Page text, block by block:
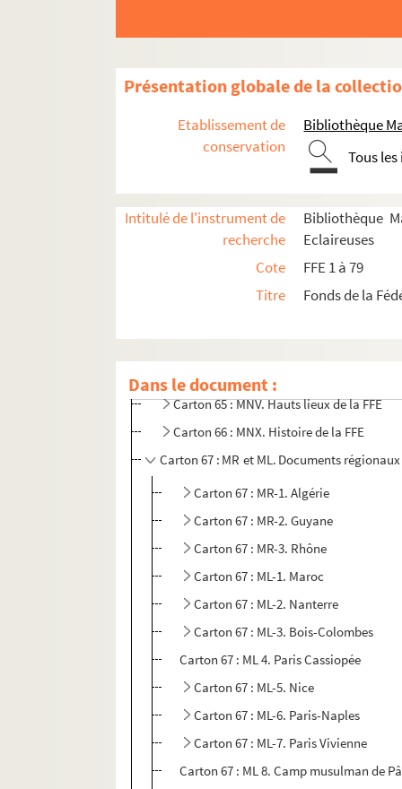
Présentation globale de la
Etablissement de
conservation
Bibliothèque
Tous
Intitulé de l'instrument de
recherche
Bibliothèque
Eclaireuses
Cote
FFE 1 à 79
Titre
Fonds de la
Dans le document :
Carton 53 : MNT. Canada, Londres, DT et
Carton 54 : MNG 2. D.T. Debrouillum Tibi :
Carton 55 : MNG 2. D.T. Debrouillum Tibi:
Carton 56. Fonds Marguerite Mansion
Cartons 57 à 69. Fonds Geneviève Jourdain-
Carton 58 : MNH. Formation
Carton 59 : MNJ. Relations publiques
Carton 60 : MNJ. Relations publiques
Carton 61. MNO-MNP-MNQ
Carton 64 : MNU-MNV. Photos suite et
Carton 65 : MNV. Hauts lieux de la FFE
Carton 66 : MNX. Histoire de la FFE
Carton 67 : MR et ML. Documents
Carton 67 : MR-1. Algérie
Carton 67 : MR-2. Guyane
Carton 67 : MR-3. Rhône
Carton 67 : ML-1. Maroc
Carton 67 : ML-2. Nanterre
Carton 67 : ML-3. Bois-Colombes
Carton 67 : ML 4. Paris Cassiopée
Carton 67 : ML-5. Nice
Carton 67 : ML-6. Paris-Naples
Carton 67 : ML-7. Paris Vivienne
Carton 67 : ML 8. Camp musulman de